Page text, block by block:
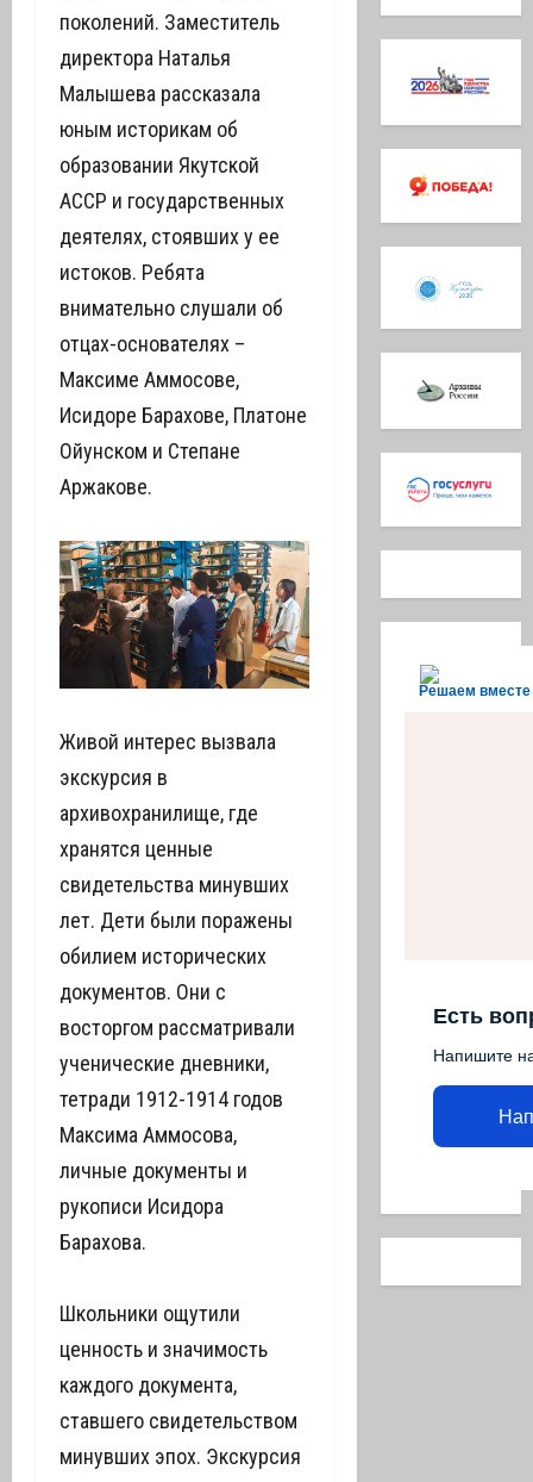
поколений. Заместитель
директора Наталья
Малышева рассказала
юным историкам об
образовании Якутской
АССР и государственных
деятелях, стоявших у ее
истоков. Ребята
внимательно слушали об
отцах-основателях –
Максиме Аммосове,
Исидоре Барахове, Платоне
Ойунском и Степане
Аржакове.
Живой интерес вызвала
экскурсия в
архивохранилище, где
хранятся ценные
свидетельства минувших
лет. Дети были поражены
обилием исторических
документов. Они с
восторгом рассматривали
ученические дневники,
тетради 1912-1914 годов
Максима Аммосова,
личные документы и
рукописи Исидора
Барахова.
Школьники ощутили
ценность и значимость
каждого документа,
ставшего свидетельством
минувших эпох. Экскурсия
Решаем вместе
Есть
Напишите